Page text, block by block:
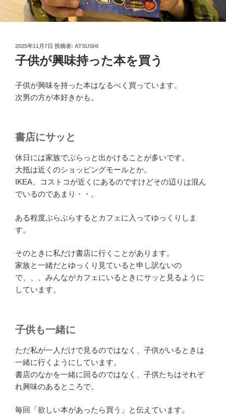
投
稿
日:
2025年11月7日 投稿者: ATSUSHI
子供が興味持った本を買う
子供が興味を持った本はなるべく買っています。
次男の方が本好きかも。
書店にサッと
休日には家族でぶらっと出かけることが多いです。
大抵は近くのショッピングモールとか。
IKEA、コストコが近くにあるのですけどその辺りは混ん
でいるのであまり・・。
ある程度ぶらぶらするとカフェに入ってゆっくりしま
す。
そのときに私だけ書店に行くことがあります。
家族と一緒だとゆっくり見ていると申し訳ないの
で、、、みんながカフェにいるときにサッと見るように
しています。
子供も一緒に
ただ私が一人だけで見るのではなく、子供がいるときは
一緒に行くようにしています。
書店のなかを一緒に回るのではなく、子供たちはそれぞ
れ興味のあるところで。
毎回「欲しい本があったら買う」と伝えています。